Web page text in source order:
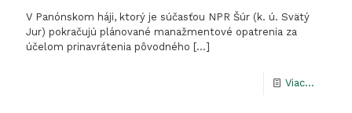
V Panónskom háji, ktorý je súčasťou NPR Šúr (k. ú. Svätý
Jur) pokračujú plánované manažmentové opatrenia za
účelom prinavrátenia pôvodného […]
Viac...